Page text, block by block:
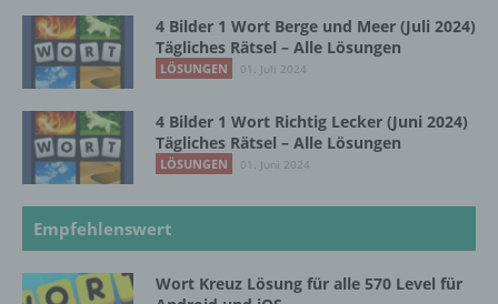
4 Bilder 1 Wort Berge und Meer (Juli 2024)
Tägliches Rätsel – Alle Lösungen
LÖSUNGEN 01. Juli 2024
4 Bilder 1 Wort Richtig Lecker (Juni 2024)
Tägliches Rätsel – Alle Lösungen
LÖSUNGEN 01. Juni 2024
Empfehlenswert
Wort Kreuz Lösung für alle 570 Level für
offengelegt werden, unabhängig davon, ob
es sich bei ihr um einen Dritten handelt oder
nicht. Behörden, die im Rahmen eines
bestimmten Untersuchungsauftrags nach
Mitgliedstaaten möglicherweise
personenbezogene Daten erhalten, gelten
jedoch nicht als Empfänger.
Dritter ist eine natürliche oder juristische